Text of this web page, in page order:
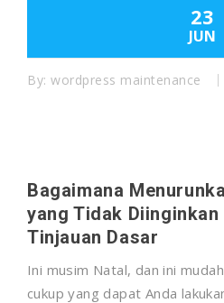
23
JUN
By: wordpress maintenance
Bagaimana
yang Tidak Diinginkan
Tinjauan Dasar
Ini musim Natal, dan ini
cukup yang dapat Anda